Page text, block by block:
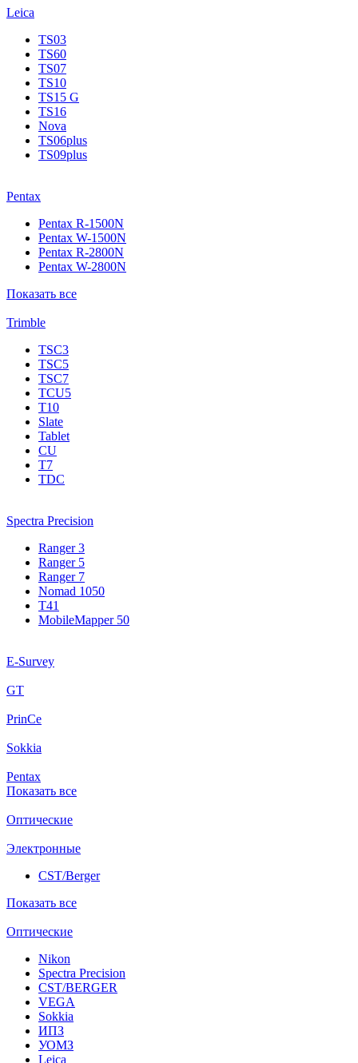
Leica
TS03
TS60
TS07
TS10
TS15 G
TS16
Nova
TS06plus
TS09plus
Pentax
Pentax R-1500N
Pentax W-1500N
Pentax R-2800N
Pentax W-2800N
Показать все
Trimble
TSC3
TSC5
TSC7
TCU5
T10
Slate
Tablet
CU
T7
TDC
Spectra Precision
Ranger 3
Ranger 5
Ranger 7
Nomad 1050
T41
MobileMapper 50
E-Survey
GT
PrinCe
Sokkia
Pentax
Показать все
Оптические
Электронные
CST/Berger
Показать все
Оптические
Nikon
Spectra Precision
CST/BERGER
VEGA
Sokkia
ИПЗ
УОМЗ
Leica